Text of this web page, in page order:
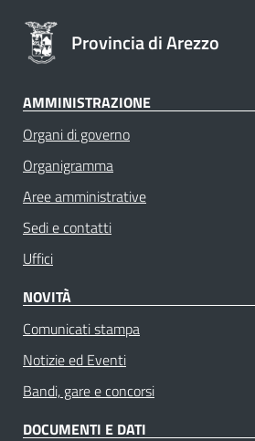
Provincia di Arezzo
AMMINISTRAZIONE
Organi di governo
Organigramma
Aree amministrative
Sedi e contatti
Uffici
NOVITÀ
Comunicati stampa
Notizie ed Eventi
Bandi, gare e concorsi
DOCUMENTI E DATI